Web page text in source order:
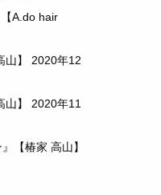
A.do hair
】
2020年12
】
2020年11
【椿家 高山】